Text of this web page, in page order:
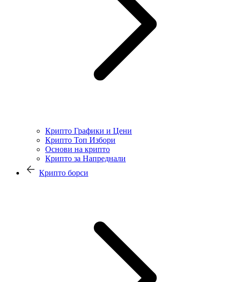
Крипто Графики и Цени
Крипто Топ Избори
Основи на крипто
Крипто за Напреднали
Крипто борси